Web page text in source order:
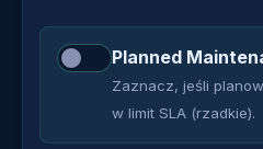
Planned
Zaznacz, jeśli
w limit SLA (rzadkie).